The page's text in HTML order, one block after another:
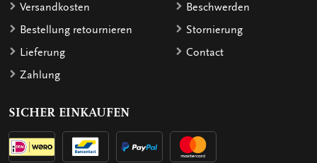
Versandkosten
Bestellung retournieren
Lieferung
Zahlung
Beschwerden
Stornierung
Contact
SICHER EINKAUFEN